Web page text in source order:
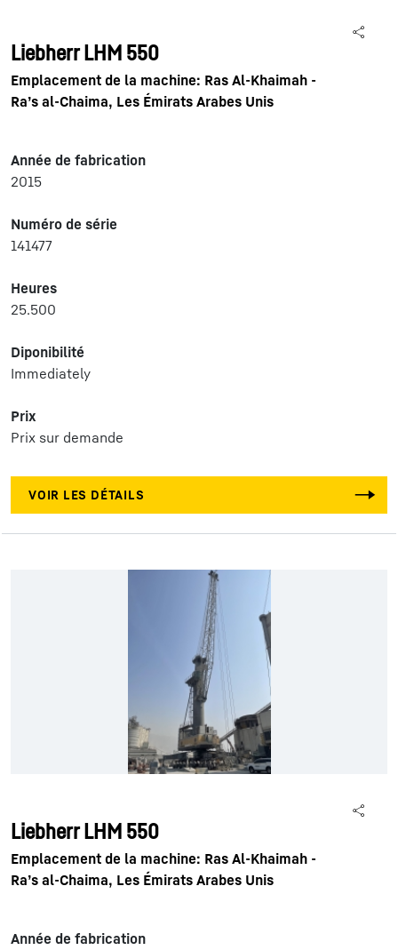
Liebherr LHM 550
Emplacement de la machine: Ras Al-Khaimah -
Ra’s al-Chaima, Les Émirats Arabes Unis
Année de fabrication
2015
Numéro de série
141477
Heures
25.500
Diponibilité
Immediately
Prix
Prix sur demande
VOIR LES DÉTAILS
Liebherr LHM 550
Emplacement de la machine: Ras Al-Khaimah -
Ra’s al-Chaima, Les Émirats Arabes Unis
Année de fabrication